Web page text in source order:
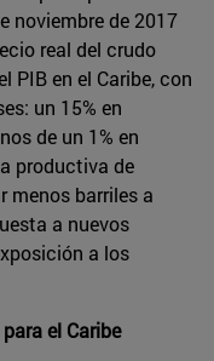
noviembre de 2017
real del crudo
PIB en el Caribe, con
un 15% en
de un 1% en
productiva de
menos barriles a
a nuevos
a los
el Caribe